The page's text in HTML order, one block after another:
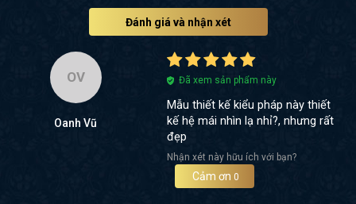
Đánh giá và nhận xét
OV
Oanh Vũ
Đã xem sản phẩm này
Mẫu thiết kế kiểu pháp này thiết
kế hệ mái nhìn lạ nhỉ?, nhưng rất
đẹp
Nhận xét này hữu ích với bạn?
Cảm ơn 0